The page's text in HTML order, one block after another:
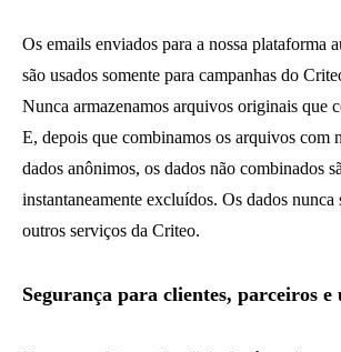
Os emails enviados para a nossa plataforma
são usados somente para campanhas do
Nunca armazenamos arquivos originais que
E, depois que combinamos os arquivos com
dados anônimos, os dados não combinados
instantaneamente excluídos. Os dados nunca
outros serviços da Criteo.
Segurança para clientes, parceiros e